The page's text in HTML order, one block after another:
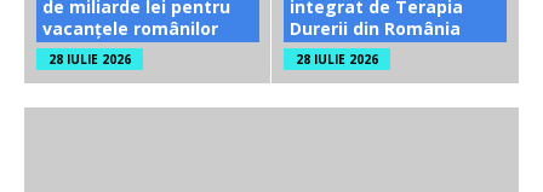
de miliarde lei pentru
vacanțele românilor
28 IULIE 2026
integrat de Terapia
Durerii din România
28 IULIE 2026